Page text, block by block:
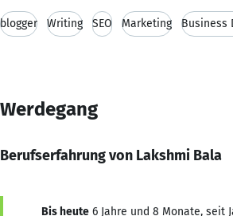
blogger Writing SEO Marketing Business
Werdegang
Berufserfahrung von Lakshmi Bala
Bis heute 6 Jahre und 8 Monate, seit